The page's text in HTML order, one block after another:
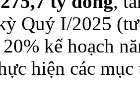
Quý I/2025
kế hoạch
hiện các